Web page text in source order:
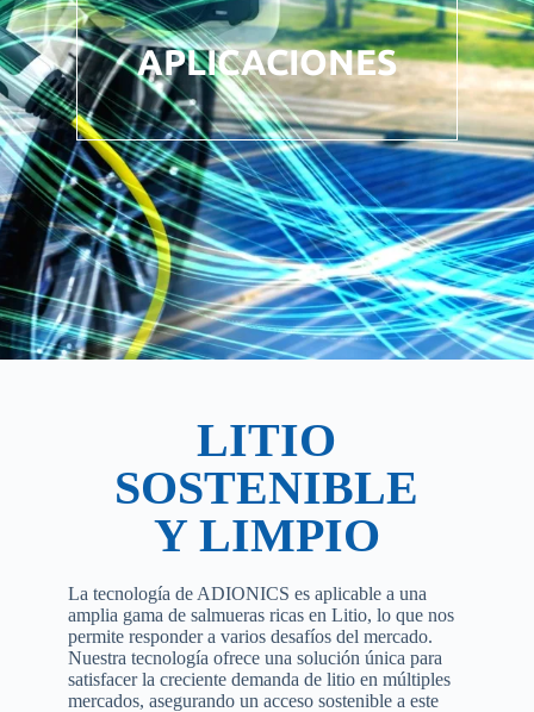
APLICACIONES
LITIO
SOSTENIBLE
Y LIMPIO
La tecnología de ADIONICS es aplicable a una
amplia gama de salmueras ricas en Litio, lo que nos
permite responder a varios desafíos del mercado.
Nuestra tecnología ofrece una solución única para
satisfacer la creciente demanda de litio en múltiples
mercados, asegurando un acceso sostenible a este
Nuestra tecnología se puede aplicar
directamente con salmueras naturales o con
salmueras preconcentradas (de estanques de
evaporación) permitiendo sistemas híbridos.
La tecnología de ADIONICS hace posible
al 99% cuando el proceso histórico oscila entre
el 35 y el 60%.
Las reservas generales de Litio de las salmueras
aumentan considerablemente ya que
desbloqueamos el acceso a salmueras ricas en